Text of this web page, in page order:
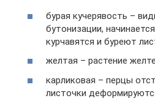
бурая кучерявость –
бутонизации,
курчавятся и буреют
желтая – растение
карликовая – перцы
листочки